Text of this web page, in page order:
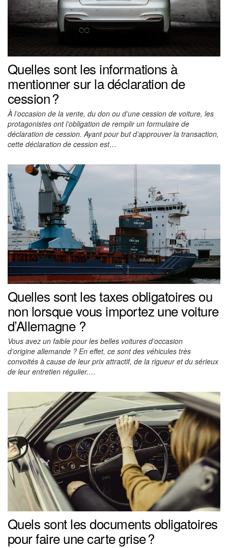
Quelles sont les informations à
mentionner sur la déclaration de
cession ?
À l’occasion de la vente, du don ou d’une cession de voiture, les
protagonistes ont l’obligation de remplir un formulaire de
déclaration de cession. Ayant pour but d’approuver la transaction,
cette déclaration de cession est…
Quelles sont les taxes obligatoires ou
non lorsque vous importez une voiture
d’Allemagne ?
Vous avez un faible pour les belles voitures d’occasion
d’origine allemande ? En effet, ce sont des véhicules très
convoités à cause de leur prix attractif, de la rigueur et du sérieux
de leur entretien régulier.…
Quels sont les documents obligatoires
pour faire une carte grise ?